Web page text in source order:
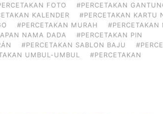
FOTO
#PERCETAKAN
KALENDER
#PERCETAKAN KARTU
#PERCETAKAN MURAH
#PERCETAKAN
NAMA DADA
#PERCETAKAN PIN
#PERCETAKAN SABLON BAJU
UMBUL-UMBUL
#PERCETAKAN